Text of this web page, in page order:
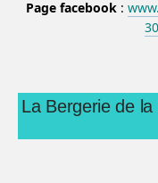
Page facebook :
La Bergerie de la